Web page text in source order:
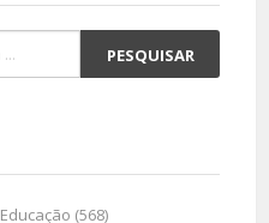
Educação (568)